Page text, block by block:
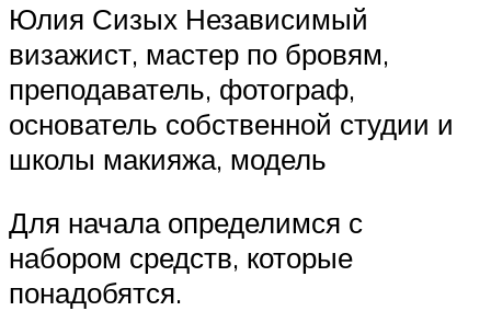
Юлия Сизых Независимый
визажист, мастер по бровям,
преподаватель, фотограф,
основатель собственной студии и
школы макияжа, модель
Для начала определимся с
набором средств, которые
понадобятся.